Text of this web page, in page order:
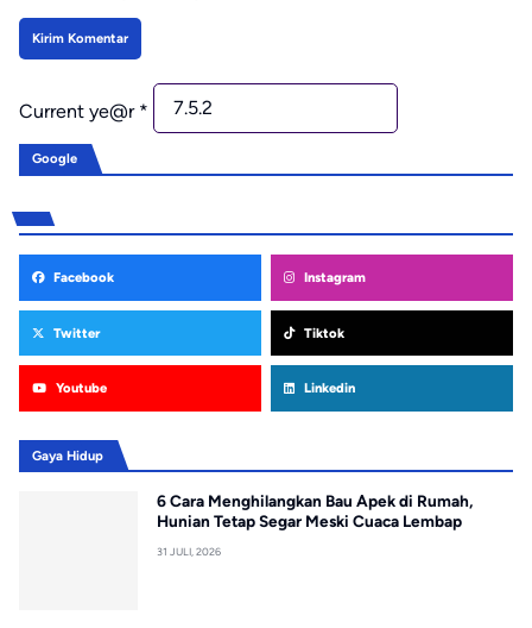
Current ye@r *
Google
Facebook Instagram
Twitter Tiktok
Youtube Linkedin
Gaya Hidup
6 Cara Menghilangkan Bau Apek di Rumah,
Hunian Tetap Segar Meski Cuaca Lembap
31 JULI, 2026